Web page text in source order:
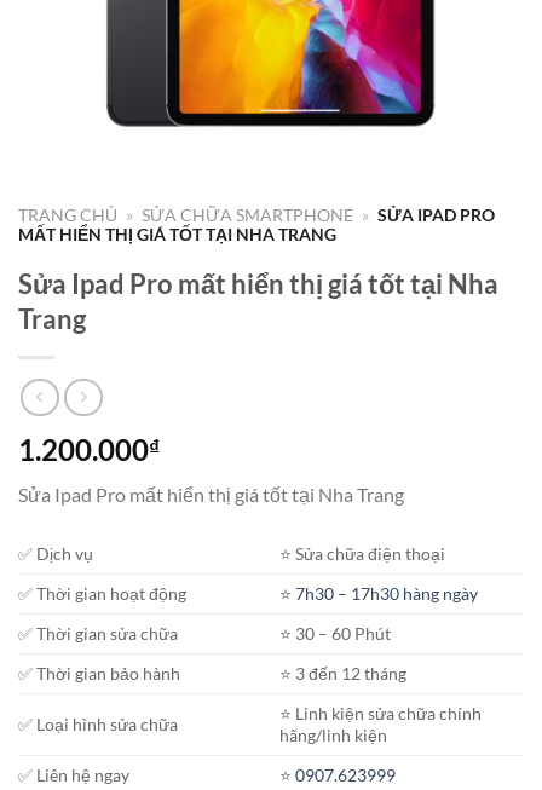
TRANG CHỦ » SỬA CHỮA SMARTPHONE » SỬA IPAD PRO
MẤT HIỂN THỊ GIÁ TỐT TẠI NHA TRANG
Sửa Ipad Pro mất hiển thị giá tốt tại Nha
Trang
1.200.000₫
Sửa Ipad Pro mất hiển thị giá tốt tại Nha Trang
✅ Dịch vụ
⭐️ Sửa chữa điện thoại
✅ Thời gian hoạt động
⭐️7h30 – 17h30 hàng ngày
✅ Thời gian sửa chữa
⭐️ 30 – 60 Phút
✅ Thời gian bảo hành
⭐️ 3 đến 12 tháng
✅ Loại hình sửa chữa
⭐️ Linh kiện sửa chữa chính
hãng/linh kiện
✅ Liên hệ ngay
⭐️0907.623999